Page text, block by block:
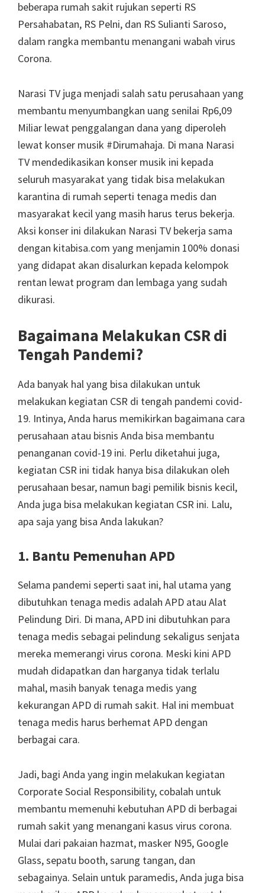
beberapa rumah sakit rujukan seperti RS
Persahabatan, RS Pelni, dan RS Sulianti Saroso,
dalam rangka membantu menangani wabah virus
Corona.
Narasi TV juga menjadi salah satu perusahaan yang
membantu menyumbangkan uang senilai Rp6,09
Miliar lewat penggalangan dana yang diperoleh
lewat konser musik #Dirumahaja. Di mana Narasi
TV mendedikasikan konser musik ini kepada
seluruh masyarakat yang tidak bisa melakukan
karantina di rumah seperti tenaga medis dan
masyarakat kecil yang masih harus terus bekerja.
Aksi konser ini dilakukan Narasi TV bekerja sama
dengan kitabisa.com yang menjamin 100% donasi
yang didapat akan disalurkan kepada kelompok
rentan lewat program dan lembaga yang sudah
dikurasi.
Bagaimana Melakukan CSR di
Tengah Pandemi?
Ada banyak hal yang bisa dilakukan untuk
melakukan kegiatan CSR di tengah pandemi covid-
19. Intinya, Anda harus memikirkan bagaimana cara
perusahaan atau bisnis Anda bisa membantu
penanganan covid-19 ini. Perlu diketahui juga,
kegiatan CSR ini tidak hanya bisa dilakukan oleh
perusahaan besar, namun bagi pemilik bisnis kecil,
Anda juga bisa melakukan kegiatan CSR ini. Lalu,
apa saja yang bisa Anda lakukan?
1. Bantu Pemenuhan APD
Selama pandemi seperti saat ini, hal utama yang
dibutuhkan tenaga medis adalah APD atau Alat
Pelindung Diri. Di mana, APD ini dibutuhkan para
tenaga medis sebagai pelindung sekaligus senjata
mereka memerangi virus corona. Meski kini APD
mudah didapatkan dan harganya tidak terlalu
mahal, masih banyak tenaga medis yang
kekurangan APD di rumah sakit. Hal ini membuat
tenaga medis harus berhemat APD dengan
berbagai cara.
Jadi, bagi Anda yang ingin melakukan kegiatan
Corporate Social Responsibility, cobalah untuk
membantu memenuhi kebutuhan APD di berbagai
rumah sakit yang menangani kasus virus corona.
Mulai dari pakaian hazmat, masker N95, Google
Glass, sepatu booth, sarung tangan, dan
sebagainya. Selain untuk paramedis, Anda juga bisa